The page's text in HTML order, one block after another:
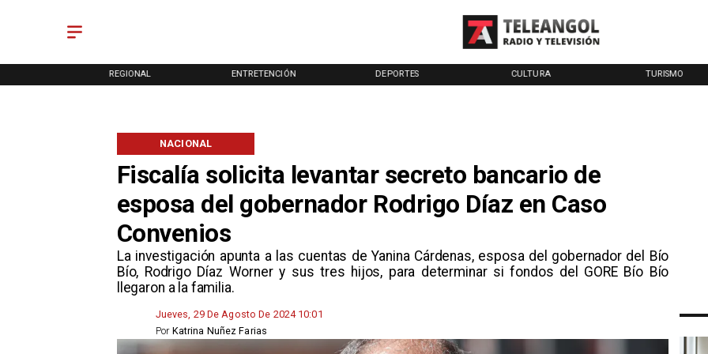
REGIONAL ENTRETENCIÓN DEPORTES CULTURA TURISMO
Fiscalía solicita levantar secreto bancario de
esposa del gobernador Rodrigo Díaz en Caso
Convenios
​La investigación apunta a las cuentas de Yanina Cárdenas, esposa del gobernador del Bío
Bío, Rodrigo Díaz Worner y sus tres hijos, para determinar si fondos del GORE Bío Bío
llegaron a la familia.
NACIONAL
Jueves, 29 De Agosto De 2024 10:01
Katrina Nuñez Farias
Por